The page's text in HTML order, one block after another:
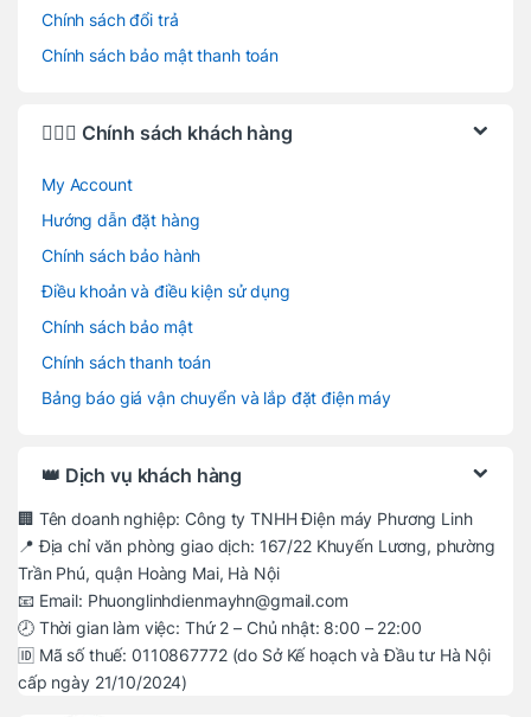
Chính sách đổi trả
Chính sách bảo mật thanh toán
🙋🏻‍♂️ Chính sách khách hàng
My Account
Hướng dẫn đặt hàng
Chính sách bảo hành
Điều khoản và điều kiện sử dụng
Chính sách bảo mật
Chính sách thanh toán
Bảng báo giá vận chuyển và lắp đặt điện máy
👑 Dịch vụ khách hàng
🏢 Tên doanh nghiệp: Công ty TNHH Điện máy Phương Linh
📍 Địa chỉ văn phòng giao dịch: 167/22 Khuyến Lương, phường
Trần Phú, quận Hoàng Mai, Hà Nội
📧 Email: Phuonglinhdienmayhn@gmail.com
🕗 Thời gian làm việc: Thứ 2 – Chủ nhật: 8:00 – 22:00
🆔 Mã số thuế: 0110867772 (do Sở Kế hoạch và Đầu tư Hà Nội
cấp ngày 21/10/2024)